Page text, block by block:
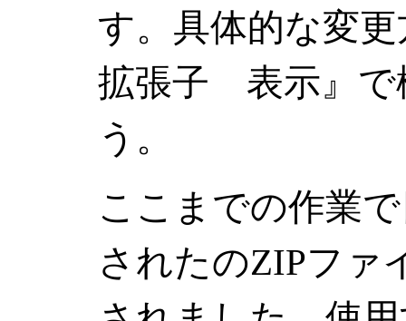
す。具体的な変
拡張子 表示』で
う。
ここまでの作業
されたのZIPファ